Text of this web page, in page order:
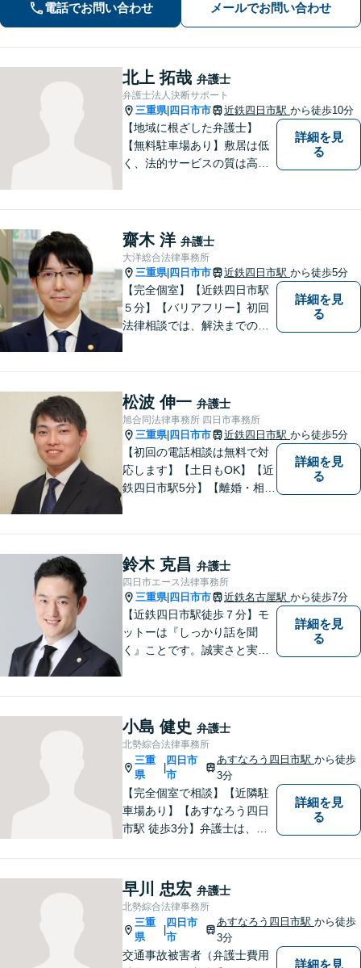
整理、個人再生など幅広い解決方法を
提示【完全個室で安心】
電話でお問い合わせ メールでお問い合わせ
北上 拓哉 弁護士
弁護士法人決断サポート
三重県| 四日市市 近鉄四日市駅 から徒歩10分
【地域に根ざした弁護士】
【無料駐車場あり】敷居は低
く、法的サービスの質は高く
題／離婚問題／相続問題／企
業法務など、幅広く対応可
能。【明確な料金体系】どう
ぞご連絡ください。
詳細を見
る
齋木 洋 弁護士
大洋総合法律事務所
三重県| 四日市市 近鉄四日市駅 から徒歩5分
【完全個室】【近鉄四日市駅
５分】【バリアフリー】初回
法律相談では、解決までの流
企業法務・顧問弁護士
詳細を見
る
松波 伸一 弁護士
旭合同法律事務所 四日市事務所
三重県| 四日市市 近鉄四日市駅 から徒歩5分
【初回の電話相談は無料で対
応します】【土日もOK】【近
鉄四日市駅5分】【離婚・相続
刑事事件全般】双方ともに納
得する解決を目指します【交
通事故】示談金の増額に向け
尽力
詳細を見
る
鈴木 克昌 弁護士
四日市エース法律事務所
三重県| 四日市市 近鉄名古屋駅 から徒歩7分
【近鉄四日市駅徒歩７分】モ
ットーは『しっかり話を聞
く』ことです。誠実さと実直
（使用者側）／交通事故／相
続問題など、幅広く対応。お
気軽にご相談ください。
詳細を見
る
小島 健史 弁護士
北勢綜合法律事務所
三重
県
四日市
市
あすなろう四日市駅 から徒歩
3分
【完全個室で相談】【近隣駐
車場あり】【あすなろう四日
市駅 徒歩3分】弁護士は、依
わからないことがあれば、何
でも聞いてください。 問題解
決に向かって一緒に頑張りま
しょう。
詳細を見
る
早川 忠宏 弁護士
北勢綜合法律事務所
三重
県
四日市
市
あすなろう四日市駅 から徒歩
3分
交通事故被害者（弁護士費用
詳細を見